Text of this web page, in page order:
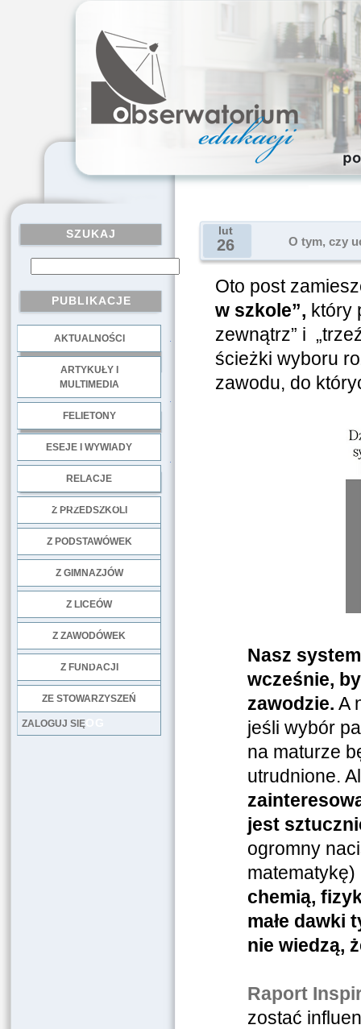
SZUKAJ
PUBLIKACJE
AKTUALNOŚCI
ARTYKUŁY I
MULTIMEDIA
FELIETONY
ESEJE I WYWIADY
RELACJE
Z PRZEDSZKOLI
Z PODSTAWÓWEK
Z GIMNAZJÓW
Z LICEÓW
Z ZAWODÓWEK
Z FUNDACJI
ZE STOWARZYSZEŃ
LOG
ZALOGUJ SIĘ
lut
26 O tym, czy
Oto post
w szkole”, który
zewnątrz” i
ścieżki wyboru
zawodu, do
Nasz
wcześnie,
zawodzie. A
jeśli wybór
na maturze
utrudnione.
jest
ogromny
chemią,
małe dawki
nie wiedzą,
Raport
zostać